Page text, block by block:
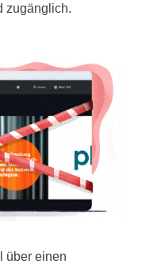
zugänglich.
über einen